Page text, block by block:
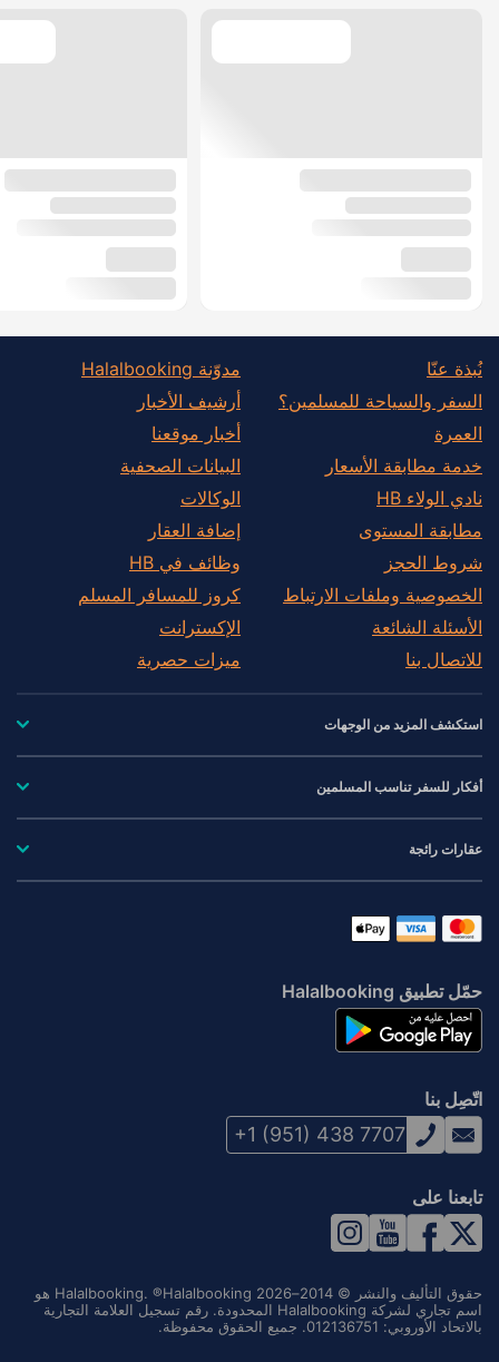
نُبذة عنّا
السفر والسياحة للمسلمين؟
العمرة
خدمة مطابقة الأسعار
نادي الولاء HB
مطابقة المستوى
شروط الحجز
الخصوصية وملفات الارتباط
الأسئلة الشائعة
للاتصال بنا
مدوّنة Halalbooking
أرشيف الأخبار
أخبار موقعنا
البيانات الصحفية
الوكالات
إضافة العقار
وظائف في HB
كروز للمسافر المسلم
الإكسترانت
ميزات حصرية
استكشف المزيد من الوجهات
أفكار للسفر تناسب المسلمين
عقارات رائجة
حمّل تطبيق Halalbooking
اتّصِل بنا
+1 (951) 438 7707
تابعنا على
حقوق التأليف والنشر © 2014–2026 Halalbooking. ®Halalbooking هو
اسم تجاري لشركة Halalbooking المحدودة. رقم تسجيل العلامة التجارية
بالاتحاد الأوروبي: 012136751. جميع الحقوق محفوظة.